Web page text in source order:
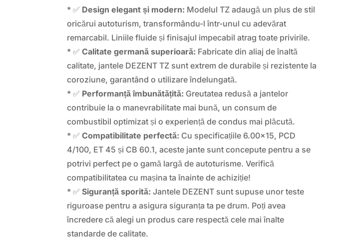
* ✅ Design elegant și modern: Modelul TZ adaugă un plus de stil
oricărui autoturism, transformându-l într-unul cu adevărat
remarcabil. Liniile fluide și finisajul impecabil atrag toate privirile.
* ✅Calitate germană superioară: Fabricate din aliaj de înaltă
calitate, jantele DEZENT TZ sunt extrem de durabile și rezistente la
coroziune, garantând o utilizare îndelungată.
* ✅ Performanță îmbunătățită: Greutatea redusă a jantelor
contribuie la o manevrabilitate mai bună, un consum de
combustibil optimizat și o experiență de condus mai plăcută.
* ✅Compatibilitate perfectă: Cu specificațiile 6.00×15, PCD
4/100, ET 45 și CB 60.1, aceste jante sunt concepute pentru a se
potrivi perfect pe o gamă largă de autoturisme. Verifică
compatibilitatea cu mașina ta înainte de achiziție!
* ✅Siguranță sporită: Jantele DEZENT sunt supuse unor teste
riguroase pentru a asigura siguranța ta pe drum. Poți avea
încredere că alegi un produs care respectă cele mai înalte
standarde de calitate.